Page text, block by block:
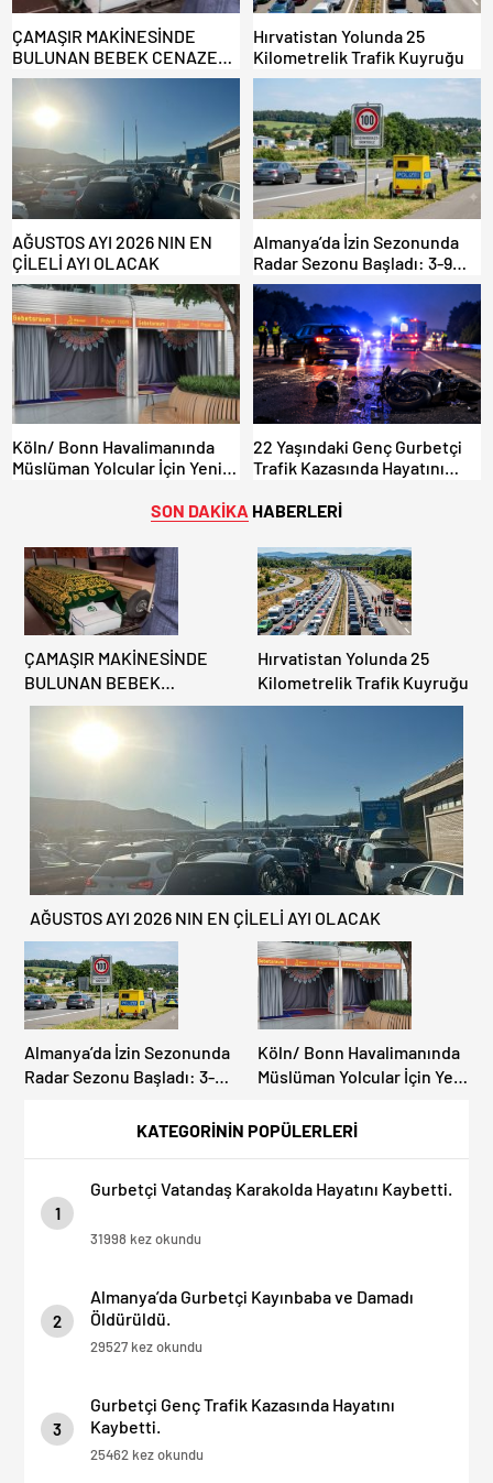
ÇAMAŞIR MAKİNESİNDE
BULUNAN BEBEK CENAZESİ
ŞOK ETTİ
Hırvatistan Yolunda 25
Kilometrelik Trafik Kuyruğu
AĞUSTOS AYI 2026 NIN EN
ÇİLELİ AYI OLACAK
Almanya’da İzin Sezonunda
Radar Sezonu Başladı: 3-9
Ağustos’ta Radar Hız
Denetimi Yapılacak!
Köln/ Bonn Havalimanında
Müslüman Yolcular İçin Yeni
22 Yaşındaki Genç Gurbetçi
Trafik Kazasında Hayatını
SON DAKİKA HABERLERİ
KATEGORİNİN POPÜLERLERİ
1
Gurbetçi Vatandaş Karakolda Hayatını Kaybetti.
31998 kez okundu
2
Almanya’da Gurbetçi Kayınbaba ve Damadı
Öldürüldü.
29527 kez okundu
3
Gurbetçi Genç Trafik Kazasında Hayatını
Kaybetti.
25462 kez okundu
ÇAMAŞIR MAKİNESİNDE
BULUNAN BEBEK
CENAZESİ ŞOK ETTİ
Hırvatistan Yolunda 25
Kilometrelik Trafik Kuyruğu
AĞUSTOS AYI 2026 NIN EN ÇİLELİ AYI OLACAK
Almanya’da İzin Sezonunda
Radar Sezonu Başladı: 3-9
Denetimi Yapılacak!
Köln/ Bonn Havalimanında
Müslüman Yolcular İçin Yeni